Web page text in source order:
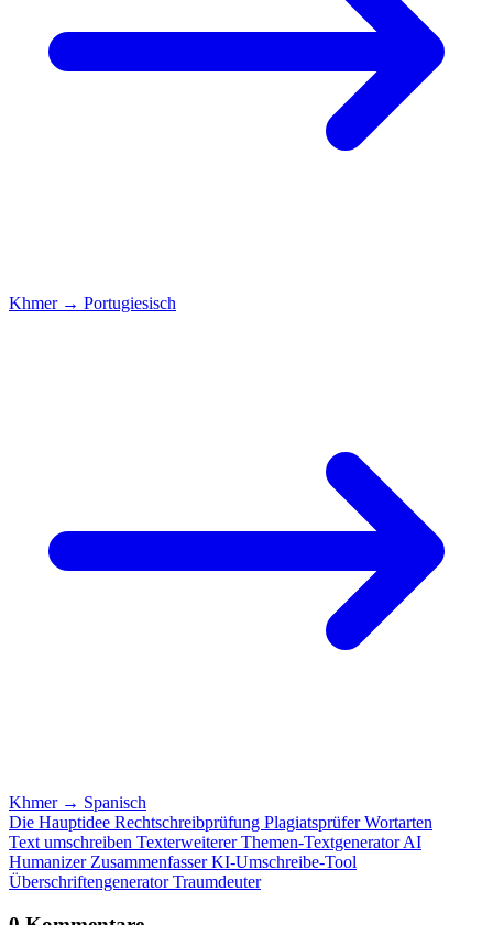
Khmer → Portugiesisch
Khmer → Spanisch
Die Hauptidee Rechtschreibprüfung PlagiatsprüferWortarten
Text umschreiben TexterweitererThemen-TextgeneratorAI
Humanizer ZusammenfasserKI-Umschreibe-Tool
ÜberschriftengeneratorTraumdeuter